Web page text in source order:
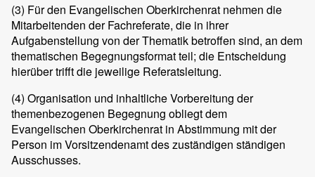
(3) Für den Evangelischen Oberkirchenrat nehmen die
Mitarbeitenden der Fachreferate, die in ihrer
Aufgabenstellung von der Thematik betroffen sind, an dem
thematischen Begegnungsformat teil; die Entscheidung
hierüber trifft die jeweilige Referatsleitung.
(4) Organisation und inhaltliche Vorbereitung der
themenbezogenen Begegnung obliegt dem
Evangelischen Oberkirchenrat in Abstimmung mit der
Person im Vorsitzendenamt des zuständigen ständigen
Ausschusses.